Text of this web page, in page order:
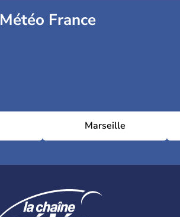
Météo France
Marseille